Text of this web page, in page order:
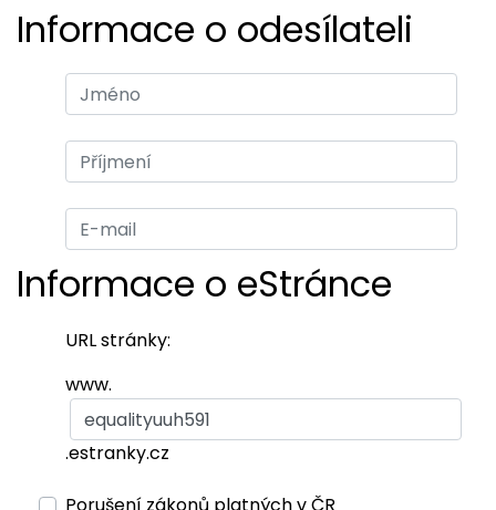
Informace o odesílateli
Informace o eStránce
URL stránky:
www.
.estranky.cz